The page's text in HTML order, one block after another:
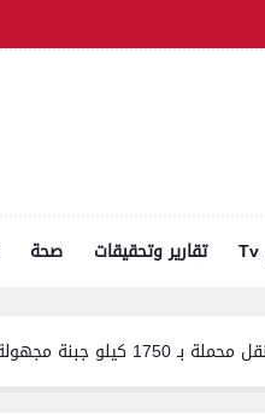
تقارير وتحقيقات صحة